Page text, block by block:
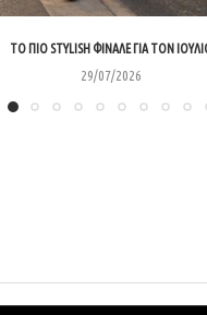
ΤΟ ΠΙΟ STYLISH ΦΙΝΆΛΕ ΓΙΑ ΤΟΝ
29/07/2026